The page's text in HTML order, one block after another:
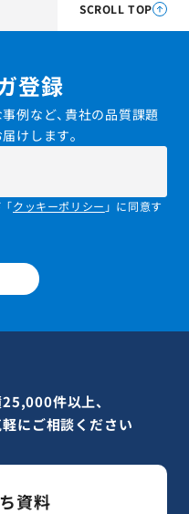
SCROLL TOP
登録
例など、貴社の品質課題
けします。
クッキーポリシー 」に同意す
件以上、
にご相談ください
資料